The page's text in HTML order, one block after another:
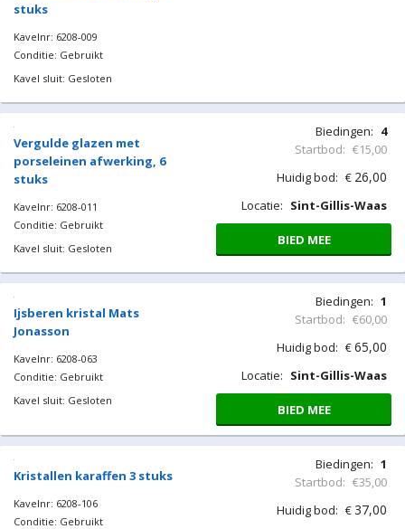
stuks
Kavelnr: 6208-009
Conditie: Gebruikt
Kavel sluit: Gesloten
Vergulde glazen met
porseleinen afwerking, 6
stuks
Kavelnr: 6208-011
Conditie: Gebruikt
Kavel sluit: Gesloten
Biedingen: 4
Startbod: €15,00
Huidig bod: € 26,00
Locatie: Sint-Gillis-Waas
BIED MEE
Ijsberen kristal Mats
Jonasson
Kavelnr: 6208-063
Conditie: Gebruikt
Kavel sluit: Gesloten
Biedingen: 1
Startbod: €60,00
Huidig bod: €65,00
Locatie: Sint-Gillis-Waas
BIED MEE
Kristallen karaffen 3 stuks
Kavelnr: 6208-106
Conditie: Gebruikt
Biedingen: 1
Startbod: €35,00
Huidig bod: €37,00